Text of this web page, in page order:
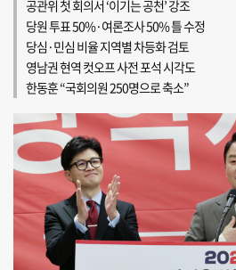
공관위 첫 회의서 ‘이기는 공천’ 강조
당원 투표 50%·여론조사 50% 틀 수정
당심·민심 비율 지역별 차등화 검토
영남권 현역 컷오프 사전 포석 시각도
한동훈 “국회의원 250명으로 축소”